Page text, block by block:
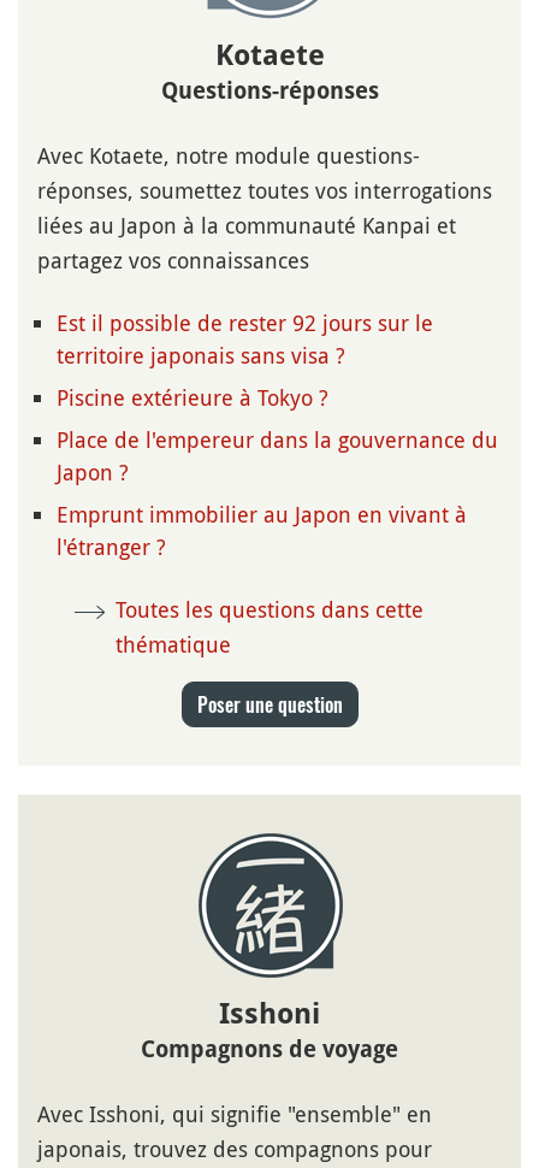
Kotaete
Questions-réponses
Avec Kotaete, notre module questions-
réponses, soumettez toutes vos interrogations
liées au Japon à la communauté Kanpai et
partagez vos connaissances
Est il possible de rester 92 jours sur le
territoire japonais sans visa ?
Piscine extérieure à Tokyo ?
Place de l'empereur dans la gouvernance du
Japon ?
Emprunt immobilier au Japon en vivant à
l'étranger ?
Toutes les questions dans cette
thématique
Poser une question
Isshoni
Compagnons de voyage
Avec Isshoni, qui signifie "ensemble" en
japonais, trouvez des compagnons pour